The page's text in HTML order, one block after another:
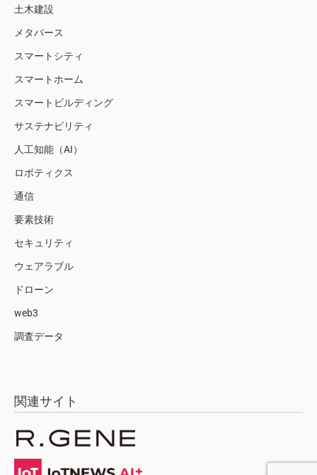
土木建設
メタバース
スマートシティ
スマートホーム
スマートビルディング
サステナビリティ
人工知能（AI）
ロボティクス
通信
要素技術
セキュリティ
ウェアラブル
ドローン
web3
調査データ
関連サイト